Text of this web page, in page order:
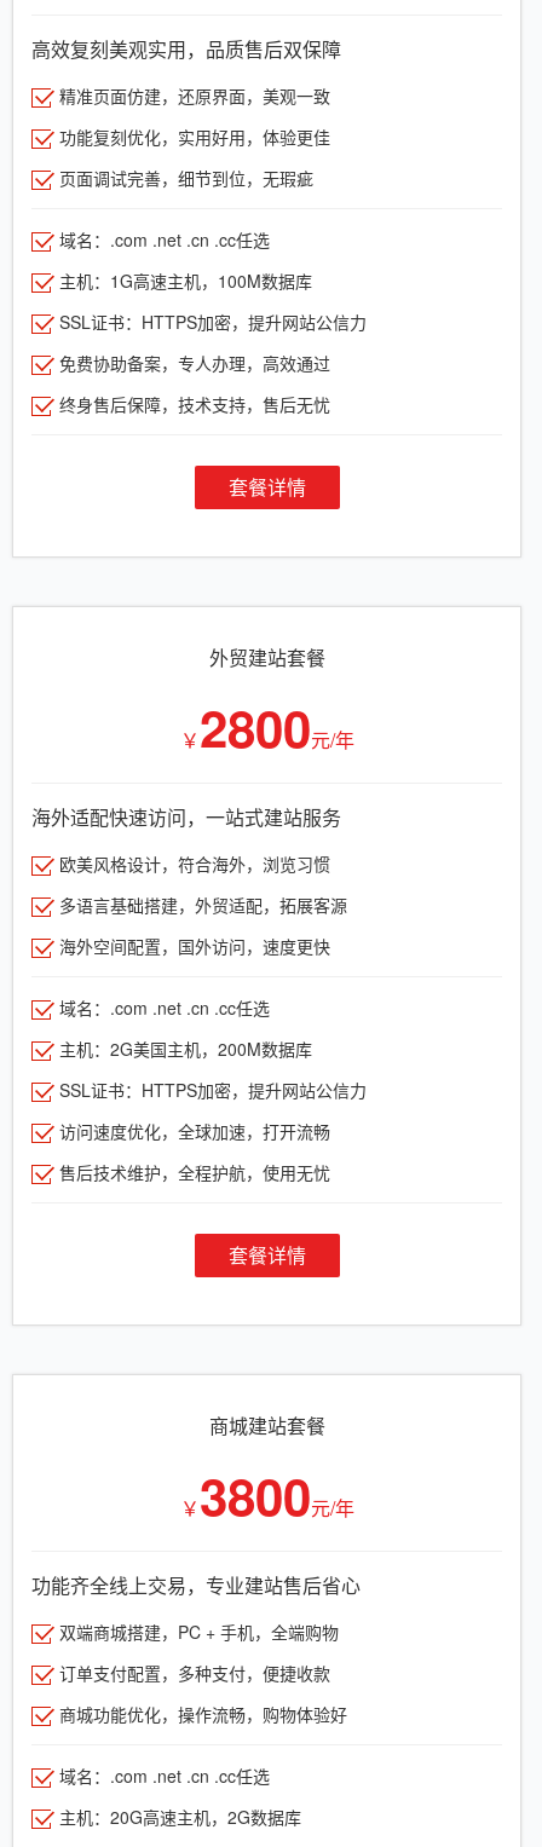
高效复刻美观实用，品质售后双保障
精准页面仿建，还原界面，美观一致
功能复刻优化，实用好用，体验更佳
页面调试完善，细节到位，无瑕疵
域名：.com .net .cn .cc任选
主机：1G高速主机，100M数据库
SSL证书：HTTPS加密，提升网站公信力
免费协助备案，专人办理，高效通过
终身售后保障，技术支持，售后无忧
套餐详情
外贸建站套餐
￥2800元/年
海外适配快速访问，一站式建站服务
欧美风格设计，符合海外，浏览习惯
多语言基础搭建，外贸适配，拓展客源
海外空间配置，国外访问，速度更快
域名：.com .net .cn .cc任选
主机：2G美国主机，200M数据库
SSL证书：HTTPS加密，提升网站公信力
访问速度优化，全球加速，打开流畅
售后技术维护，全程护航，使用无忧
套餐详情
商城建站套餐
￥3800元/年
功能齐全线上交易，专业建站售后省心
双端商城搭建，PC + 手机，全端购物
订单支付配置，多种支付，便捷收款
商城功能优化，操作流畅，购物体验好
域名：.com .net .cn .cc任选
主机：20G高速主机，2G数据库